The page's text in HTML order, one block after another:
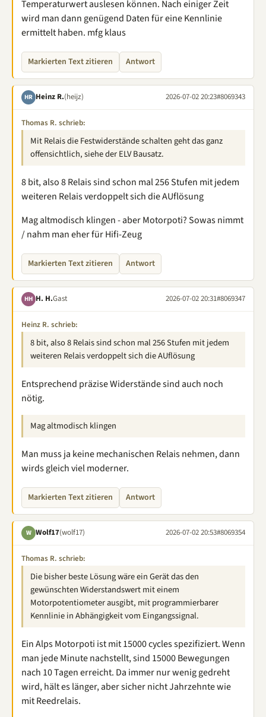
Temperaturwert auslesen können. Nach einiger Zeit
wird man dann genügend Daten für eine Kennlinie
ermittelt haben. mfg klaus
Markierten Text zitieren Antwort
HR Heinz R.(heijz) 2026-07-02 20:23#8069343
Thomas R. schrieb:
Mit Relais die Festwiderstände schalten geht das ganz
offensichtlich, siehe der ELV Bausatz.
8 bit, also 8 Relais sind schon mal 256 Stufen mit jedem
weiteren Relais verdoppelt sich die AUflösung
Mag altmodisch klingen - aber Motorpoti? Sowas nimmt
/ nahm man eher für Hifi-Zeug
Markierten Text zitieren Antwort
HH H. H.Gast 2026-07-02 20:31#8069347
Heinz R. schrieb:
8 bit, also 8 Relais sind schon mal 256 Stufen mit jedem
weiteren Relais verdoppelt sich die AUflösung
Entsprechend präzise Widerstände sind auch noch
nötig.
Mag altmodisch klingen
Man muss ja keine mechanischen Relais nehmen, dann
wirds gleich viel moderner.
Markierten Text zitieren Antwort
W Wolf17(wolf17) 2026-07-02 20:53#8069354
Thomas R. schrieb:
Die bisher beste Lösung wäre ein Gerät das den
gewünschten Widerstandswert mit einem
Motorpotentiometer ausgibt, mit programmierbarer
Kennlinie in Abhängigkeit vom Eingangssignal.
Ein Alps Motorpoti ist mit 15000 cycles spezifiziert. Wenn
man jede Minute nachstellt, sind 15000 Bewegungen
nach 10 Tagen erreicht. Da immer nur wenig gedreht
wird, hält es länger, aber sicher nicht Jahrzehnte wie
mit Reedrelais.